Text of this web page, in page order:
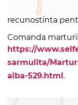
recunostinta
Comanda
https://
sarmulita/
alba-529.html.